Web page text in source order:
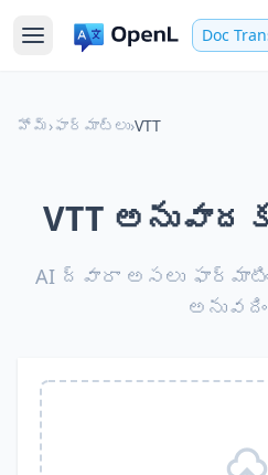
Doc
హోమ్›ఫార్మాట్లు›VTT
VTT
AI ద్వారా అసలు